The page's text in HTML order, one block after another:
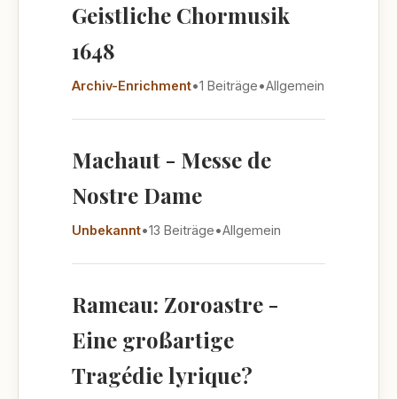
Geistliche Chormusik
1648
Archiv-Enrichment•1 Beiträge•Allgemein
Machaut - Messe de
Nostre Dame
Unbekannt•13 Beiträge•Allgemein
Rameau: Zoroastre -
Eine großartige
Tragédie lyrique?